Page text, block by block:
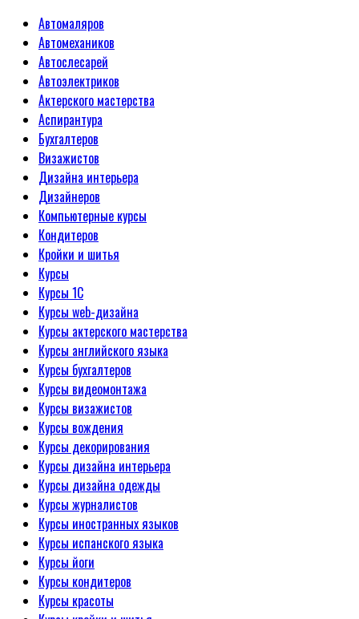
Автомаляров
Автомехаников
Автослесарей
Автоэлектриков
Актерского мастерства
Аспирантура
Бухгалтеров
Визажистов
Дизайна интерьера
Дизайнеров
Компьютерные курсы
Кондитеров
Кройки и шитья
Курсы
Курсы 1С
Курсы web-дизайна
Курсы актерского мастерства
Курсы английского языка
Курсы бухгалтеров
Курсы видеомонтажа
Курсы визажистов
Курсы вождения
Курсы декорирования
Курсы дизайна интерьера
Курсы дизайна одежды
Курсы журналистов
Курсы иностранных языков
Курсы испанского языка
Курсы йоги
Курсы кондитеров
Курсы красоты